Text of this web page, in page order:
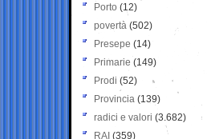
Porto (12)
povertà (502)
Presepe (14)
Primarie (149)
Prodi (52)
Provincia (139)
radici e valori (3.682)
RAI (359)